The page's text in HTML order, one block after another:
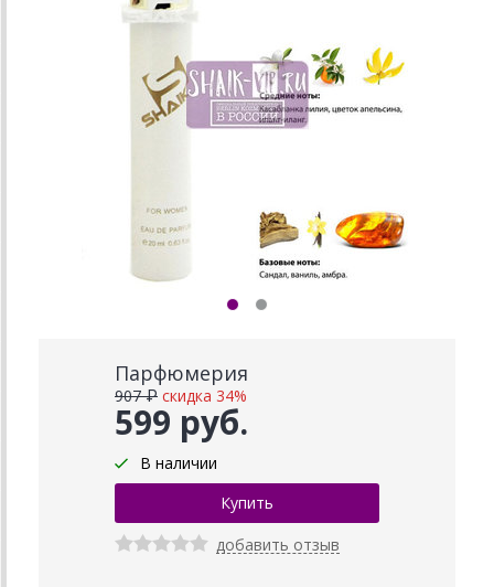
Парфюмерия
599 руб.
907 ₽ скидка 34%
В наличии
добавить отзыв